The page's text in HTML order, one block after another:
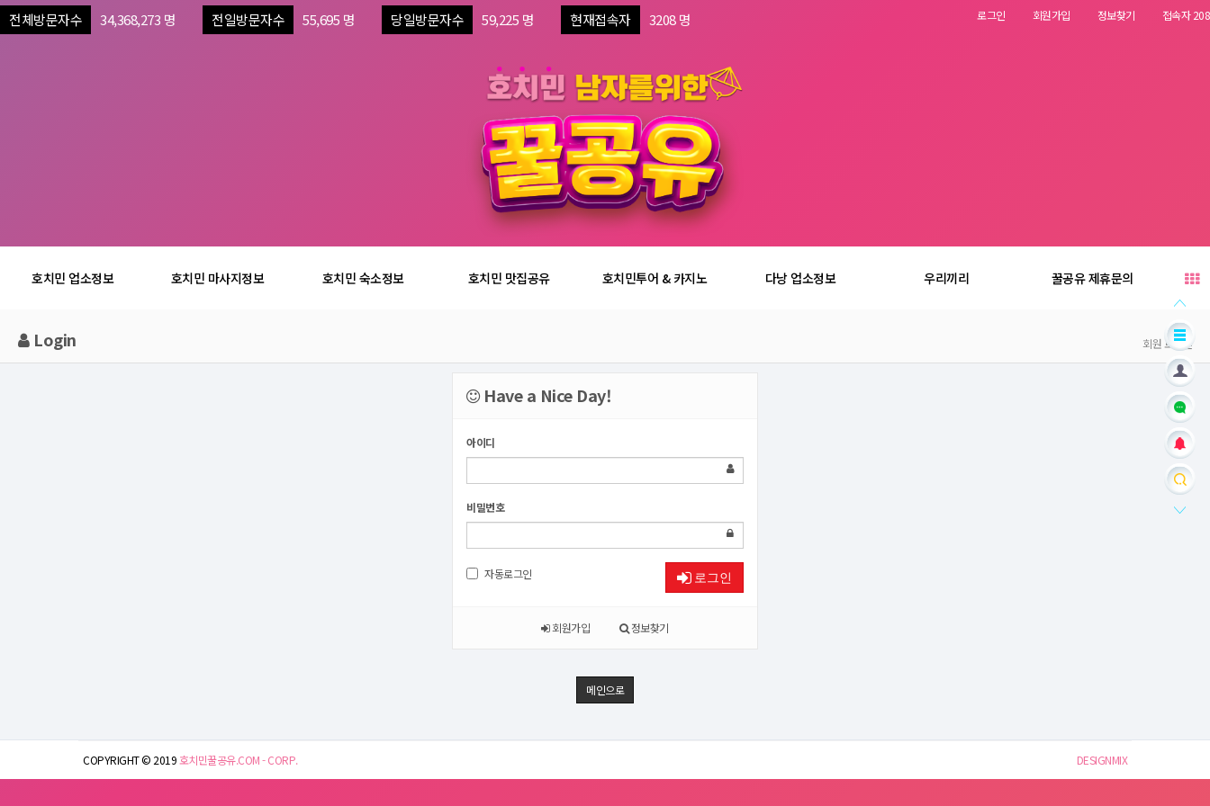
전체방문자수 34,368,273 명 전일방문자수 55,695 명 당일방문자수 59,225 명 현재접속자 3208 명 로그인 회원가입 정보찾기 접속자 208
호치민 업소정보 호치민 마사지정보 호치민 숙소정보 호치민 맛집공유 호치민투어 & 카지노 다낭 업소정보 우리끼리 꿀공유 제휴문의
Login 회원 로그인
Have a Nice Day!
아이디
비밀번호
자동로그인 로그인
회원가입 정보찾기
메인으로
COPYRIGHT © 2019호치민꿀공유.COM - CORP. DESIGNMIX